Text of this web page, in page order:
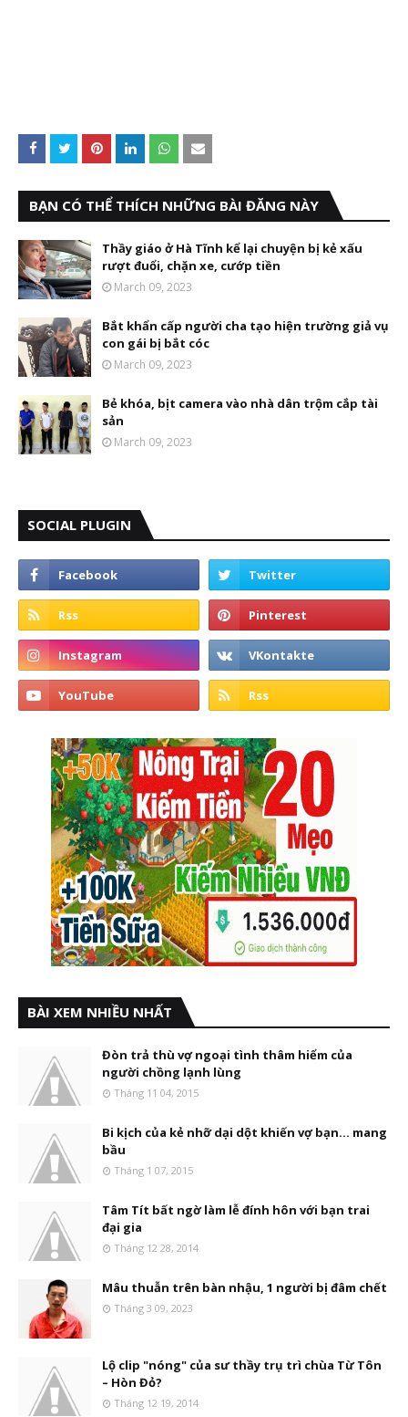
BẠN CÓ THỂ THÍCH NHỮNG BÀI ĐĂNG NÀY
Thầy giáo ở Hà Tĩnh kể lại chuyện bị kẻ xấu
rượt đuổi, chặn xe, cướp tiền
March 09, 2023
Bắt khẩn cấp người cha tạo hiện trường giả vụ
con gái bị bắt cóc
March 09, 2023
Bẻ khóa, bịt camera vào nhà dân trộm cắp tài
sản
March 09, 2023
SOCIAL PLUGIN
BÀI XEM NHIỀU NHẤT
Đòn trả thù vợ ngoại tình thâm hiểm của
người chồng lạnh lùng
Tháng 11 04, 2015
Bi kịch của kẻ nhỡ dại dột khiến vợ bạn... mang
bầu
Tháng 1 07, 2015
Tâm Tít bất ngờ làm lễ đính hôn với bạn trai
đại gia
Tháng 12 28, 2014
Mâu thuẫn trên bàn nhậu, 1 người bị đâm chết
Tháng 3 09, 2023
Lộ clip "nóng" của sư thầy trụ trì chùa Từ Tôn
– Hòn Đỏ?
Tháng 12 19, 2014